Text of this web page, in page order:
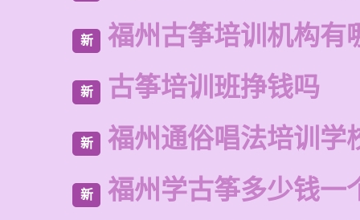
新 福州古筝培训机构有
新 古筝培训班挣钱吗
新 福州通俗唱法培训学
新 福州学古筝多少钱一